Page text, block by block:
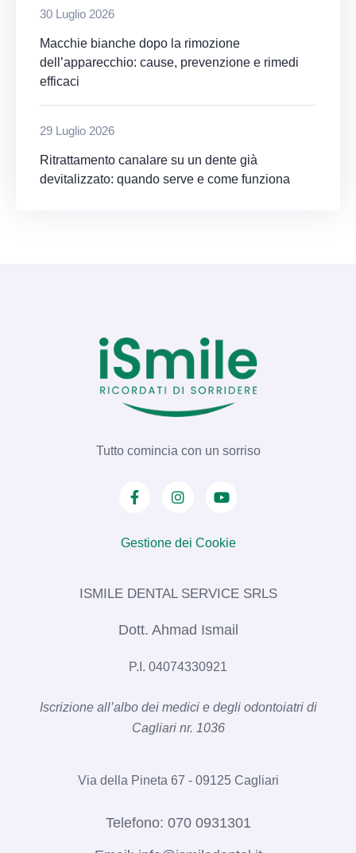
30 Luglio 2026
Macchie bianche dopo la rimozione
dell’apparecchio: cause, prevenzione e rimedi
efficaci
29 Luglio 2026
Ritrattamento canalare su un dente già
devitalizzato: quando serve e come funziona
Tutto comincia con un sorriso
Gestione dei Cookie
ISMILE DENTAL SERVICE SRLS​
Dott. Ahmad Ismail
P.I. 04074330921
Iscrizione all’albo dei medici e degli odontoiatri di
Cagliari nr. 1036​
Via della Pineta 67 - 09125 Cagliari
Telefono: 070 0931301